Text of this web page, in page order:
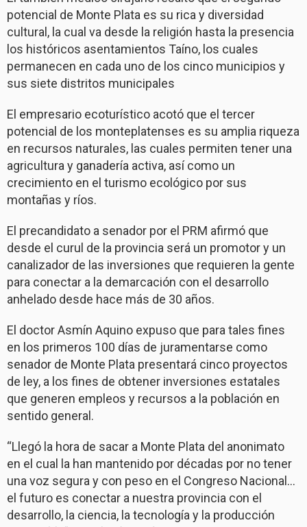
potencial de Monte Plata es su rica y diversidad
cultural, la cual va desde la religión hasta la presencia
los históricos asentamientos Taíno, los cuales
permanecen en cada uno de los cinco municipios y
sus siete distritos municipales
El empresario ecoturístico acotó que el tercer
potencial de los monteplatenses es su amplia riqueza
en recursos naturales, las cuales permiten tener una
agricultura y ganadería activa, así como un
crecimiento en el turismo ecológico por sus
montañas y ríos.
El precandidato a senador por el PRM afirmó que
desde el curul de la provincia será un promotor y un
canalizador de las inversiones que requieren la gente
para conectar a la demarcación con el desarrollo
anhelado desde hace más de 30 años.
El doctor Asmín Aquino expuso que para tales fines
en los primeros 100 días de juramentarse como
senador de Monte Plata presentará cinco proyectos
de ley, a los fines de obtener inversiones estatales
que generen empleos y recursos a la población en
sentido general.
“Llegó la hora de sacar a Monte Plata del anonimato
en el cual la han mantenido por décadas por no tener
una voz segura y con peso en el Congreso Nacional…
el futuro es conectar a nuestra provincia con el
desarrollo, la ciencia, la tecnología y la producción